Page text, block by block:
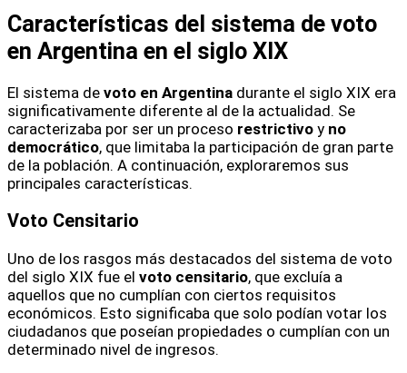
Características del sistema de voto
en Argentina en el siglo XIX
El sistema de voto en Argentina durante el siglo XIX era
significativamente diferente al de la actualidad. Se
caracterizaba por ser un proceso restrictivo y no
democrático, que limitaba la participación de gran parte
de la población. A continuación, exploraremos sus
principales características.
Voto Censitario
Uno de los rasgos más destacados del sistema de voto
del siglo XIX fue el voto censitario, que excluía a
aquellos que no cumplían con ciertos requisitos
económicos. Esto significaba que solo podían votar los
ciudadanos que poseían propiedades o cumplían con un
determinado nivel de ingresos.